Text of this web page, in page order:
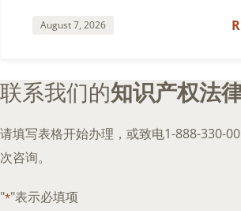
August 7, 2026
联系我们的知识产权法
请填写表格开始办理，或致电1-888-330-
次咨询。
"*"表示必填项